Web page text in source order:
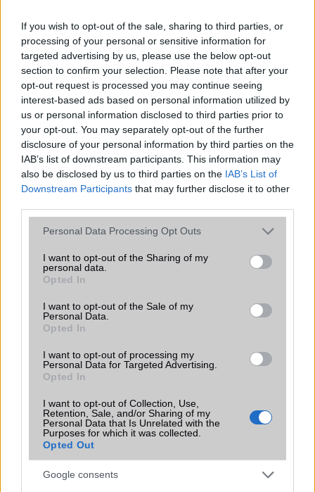
If you wish to opt-out of the sale, sharing to third parties, or
processing of your personal or sensitive information for
targeted advertising by us, please use the below opt-out
section to confirm your selection. Please note that after your
opt-out request is processed you may continue seeing
interest-based ads based on personal information utilized by
us or personal information disclosed to third parties prior to
your opt-out. You may separately opt-out of the further
disclosure of your personal information by third parties on the
IAB’s list of downstream participants. This information may
also be disclosed by us to third parties on the IAB’s List of
Downstream Participants that may further disclose it to other
Please note that this website/app uses one or more Google
not limited to your visit or usage behaviour. You may click to
grant or deny consent to Google and its third-party tags to
use your data for below specified purposes in below Google
consent section.
Personal Data Processing Opt Outs
I want to opt-out of the Sharing of my
personal data.
Opted In
I want to opt-out of the Sale of my
Personal Data.
Opted In
I want to opt-out of processing my
Personal Data for Targeted Advertising.
Opted In
I want to opt-out of Collection, Use,
Retention, Sale, and/or Sharing of my
Personal Data that Is Unrelated with the
Purposes for which it was collected.
Opted Out
Google consents
Beszélgetési idő h /
Gyorstöltés
Gyorstöltésre alkalmas
ALKALMAZÁSOK ÉS ÉRZÉKELŐK
Java Nincs
Flash / Ujjlenyomat olvasó Fingerprint sensor
SNS integráció alap szolgáltatás
Organizer alap szolgáltatás
Office alkalmazások de = Document viewer & editor
Extrák
EGYÉB
Vibra jelzés
SIM típus nanoSIM
SIM-ek száma
Flight mode Van
Terület Globális
Funkciók
A Q7+-ban 4 GB operatív és 64